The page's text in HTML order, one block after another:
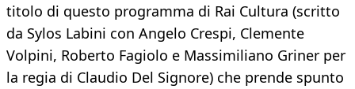
titolo di questo programma di Rai Cultura (scritto
da Sylos Labini con Angelo Crespi, Clemente
Volpini, Roberto Fagiolo e Massimiliano Griner per
la regia di Claudio Del Signore) che prende spunto